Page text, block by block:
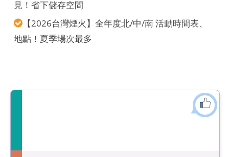
見！省下儲存空間
【2026台灣煙火】全年度北/中/南 活動時間表、
地點！夏季場次最多